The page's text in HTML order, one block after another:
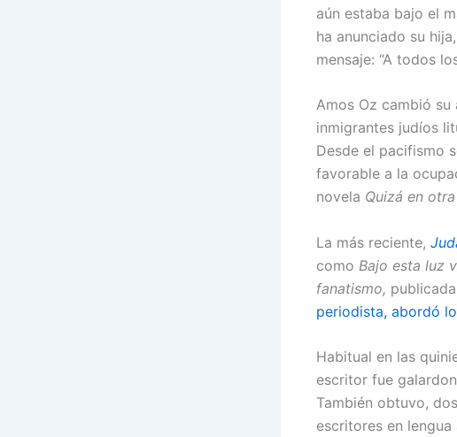
aún estaba bajo el
ha anunciado su
mensaje: “A todos
Amos Oz cambió su
inmigrantes judíos
Desde el pacifismo
favorable a la
novela Quizá en
La más reciente,
como Bajo esta luz
fanatismo,
periodista, abordó
Habitual en las
escritor fue
También obtuvo,
escritores en lengua